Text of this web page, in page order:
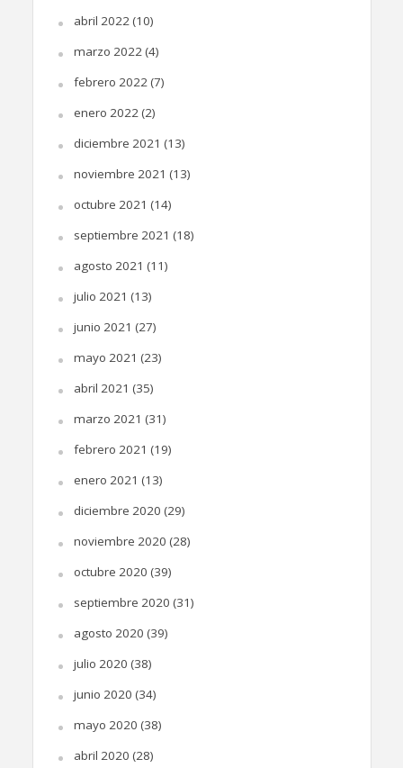
abril 2022(10)
marzo 2022(4)
febrero 2022(7)
enero 2022(2)
diciembre 2021 (13)
noviembre 2021 (13)
octubre 2021 (14)
septiembre 2021 (18)
agosto 2021 (11)
julio 2021 (13)
junio 2021 (27)
mayo 2021 (23)
abril 2021 (35)
marzo 2021 (31)
febrero 2021 (19)
enero 2021 (13)
diciembre 2020 (29)
noviembre 2020 (28)
octubre 2020 (39)
septiembre 2020 (31)
agosto 2020 (39)
julio 2020 (38)
junio 2020 (34)
mayo 2020 (38)
abril 2020 (28)